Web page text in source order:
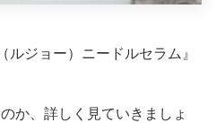
ジョー）ニードルセラム』
か、詳しく見ていきましょ